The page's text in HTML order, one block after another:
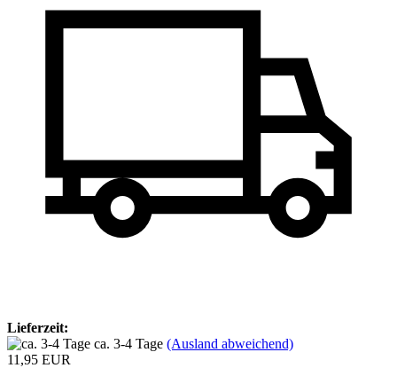
Lieferzeit:
ca. 3-4 Tage (Ausland abweichend)
11,95 EUR